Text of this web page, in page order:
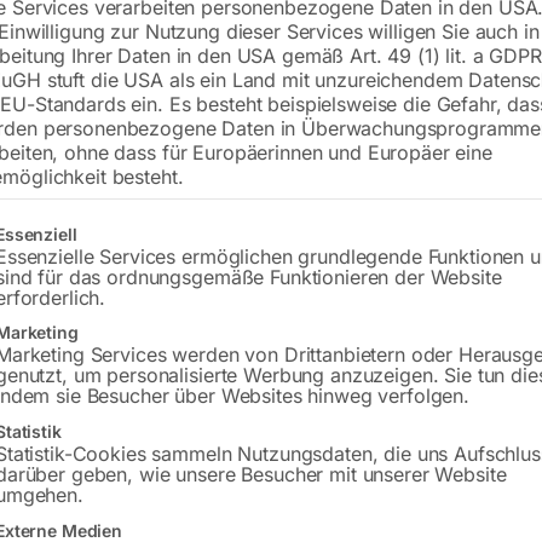
Stärke 2 bzw. 2,5 mm
€42,00–€382,80
inkl. MwSt. zzgl.Versandkosten
Größe der Tafel
Folientyp
Services verarbeiten personenbezogene Daten in den
zur Nutzung dieser Services willigen Sie auch
Ihrer Daten in den USA gemäß Art. 49 (1) lit. a
stuft die USA als ein Land mit unzureichendem
Standards ein. Es besteht beispielsweise die Gefahr,
personenbezogene Daten in
ohne dass für Europäerinnen und Europäer eine
besteht.
eine Liste der Service-Gruppen, für die eine Einwilligung erteilt
Services ermöglichen grundlegende Funktionen
für das ordnungsgemäße Funktionieren der Website
Services werden von Drittanbietern oder
um personalisierte Werbung anzuzeigen. Sie tun
sie Besucher über Websites hinweg verfolgen.
Cookies sammeln Nutzungsdaten, die uns
geben, wie unsere Besucher mit unserer Website
Medien